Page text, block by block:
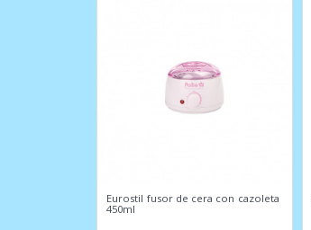
Eurostil fusor de cera con cazoleta
450ml